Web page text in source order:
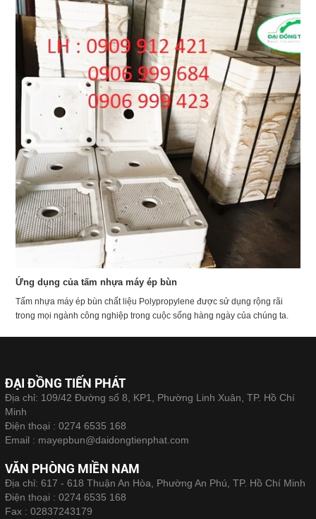
Ứng dụng của tấm nhựa máy ép bùn
Tấm nhựa máy ép bùn chất liệu Polypropylene được sử dụng rộng rãi
trong mọi ngành công nghiệp trong cuộc sống hàng ngày của chúng ta.
ĐẠI ĐỒNG TIẾN PHÁT
Địa chỉ: 109/42 Đường số 8, KP1, Phường Linh Xuân, TP. Hồ Chí
Minh
Điện thoại : 0274 6535 168
Email : mayepbun@daidongtienphat.com
VĂN PHÒNG MIỀN NAM
Địa chỉ: 617 - 618 Thuận An Hòa, Phường An Phú, TP. Hồ Chí Minh
Điện thoại : 0274 6535 168
Fax : 02837243179